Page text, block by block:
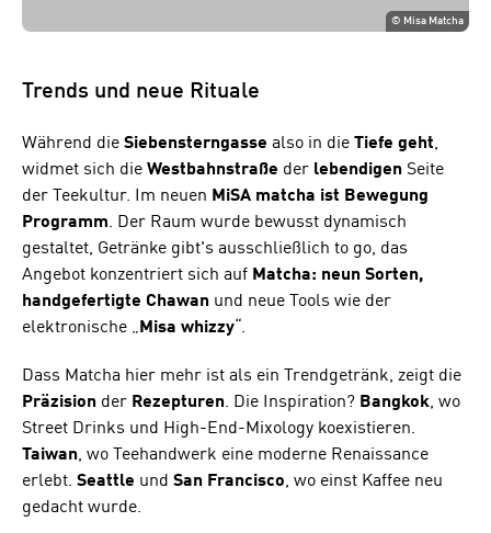
© Misa Matcha
Trends und neue Rituale
Während die Siebensterngasse also in die Tiefe geht,
widmet sich die Westbahnstraße der lebendigen Seite
der Teekultur. Im neuen MiSA matcha ist Bewegung
Programm. Der Raum wurde bewusst dynamisch
gestaltet, Getränke gibt's ausschließlich to go, das
Angebot konzentriert sich auf Matcha: neun Sorten,
handgefertigte Chawan und neue Tools wie der
elektronische „ Misa whizzy “.
Dass Matcha hier mehr ist als ein Trendgetränk, zeigt die
Präzision der Rezepturen. Die Inspiration? Bangkok, wo
Street Drinks und High-End-Mixology koexistieren.
Taiwan, wo Teehandwerk eine moderne Renaissance
erlebt. Seattle und San Francisco, wo einst Kaffee neu
gedacht wurde.